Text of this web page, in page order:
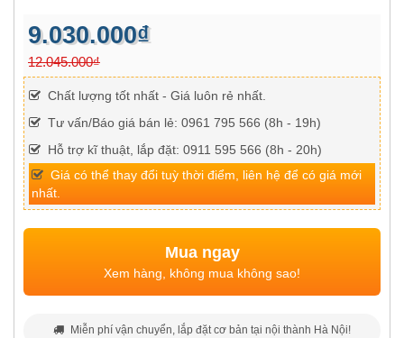
9.030.000₫
12.045.000₫
Chất lượng tốt nhất - Giá luôn rẻ nhất.
Tư vấn/Báo giá bán lẻ: 0961 795 566 (8h - 19h)
Hỗ trợ kĩ thuật, lắp đặt: 0911 595 566 (8h - 20h)
Giá có thể thay đổi tuỳ thời điểm, liên hệ để có giá mới
nhất.
Mua ngay
Xem hàng, không mua không sao!
Miễn phí vận chuyển, lắp đặt cơ bản tại nội thành Hà Nội!